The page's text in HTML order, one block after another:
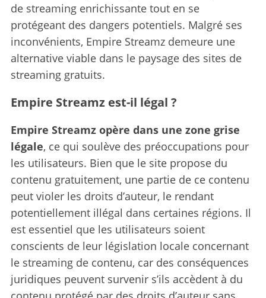
de streaming enrichissante tout en se
protégeant des dangers potentiels. Malgré ses
inconvénients, Empire Streamz demeure une
alternative viable dans le paysage des sites de
streaming gratuits.
Empire Streamz est-il légal ?
Empire Streamz opère dans une zone grise
légale, ce qui soulève des préoccupations pour
les utilisateurs. Bien que le site propose du
contenu gratuitement, une partie de ce contenu
peut violer les droits d’auteur, le rendant
potentiellement illégal dans certaines régions. Il
est essentiel que les utilisateurs soient
conscients de leur législation locale concernant
le streaming de contenu, car des conséquences
juridiques peuvent survenir s’ils accèdent à du